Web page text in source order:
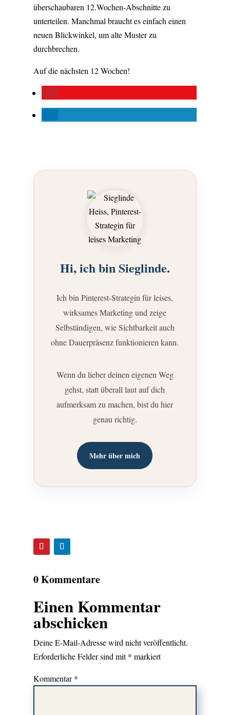
überschaubaren 12.Wochen-Abschnitte zu
unterteilen. Manchmal braucht es einfach einen
neuen Blickwinkel, um alte Muster zu
durchbrechen.
Auf die nächsten 12 Wochen!
Hi, ich bin Sieglinde.
Ich bin Pinterest-Strategin für leises,
wirksames Marketing und zeige
Selbständigen, wie Sichtbarkeit auch
ohne Dauerpräsenz funktionieren kann.
Wenn du lieber deinen eigenen Weg
gehst, statt überall laut auf dich
aufmerksam zu machen, bist du hier
genau richtig.
Mehr über mich
0 Kommentare
Einen Kommentar
abschicken
Deine E-Mail-Adresse wird nicht veröffentlicht.
Erforderliche Felder sind mit* markiert
Kommentar*